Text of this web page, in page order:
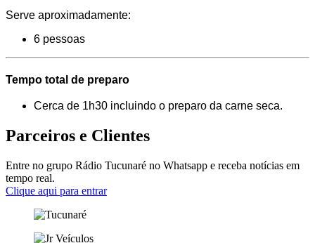
Serve aproximadamente:
6 pessoas
Tempo total de preparo
Cerca de 1h30 incluindo o preparo da carne seca.
Parceiros e Clientes
Entre no grupo Rádio Tucunaré no Whatsapp e receba notícias em
tempo real.
Clique aqui para entrar